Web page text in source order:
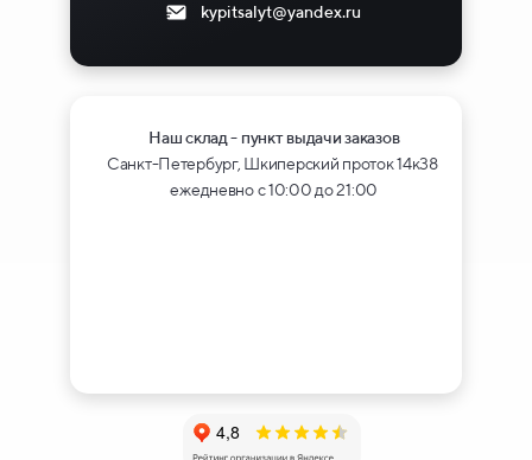
kypitsalyt@yandex.ru
Наш склад - пункт выдачи заказов
Санкт-Петербург, Шкиперский проток 14к38
ежедневно с 10:00 до 21:00